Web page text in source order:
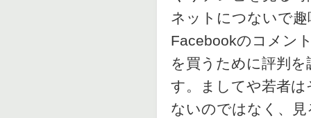
ネットにつないで
Facebookのコメン
を買うために評判
す。ましてや若者
ないのではなく、